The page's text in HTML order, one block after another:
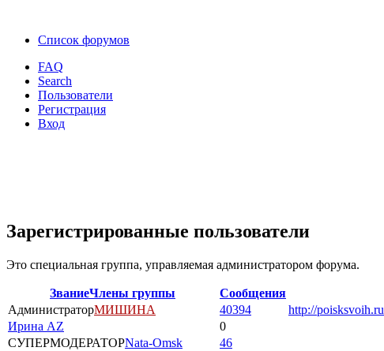
Список форумов
FAQ
Search
Пользователи
Регистрация
Вход
Зарегистрированные пользователи
Это специальная группа, управляемая администратором форума.
ЗваниеЧлены группы Сообщения
АдминистраторМИШИНА 40394 http://poisksvoih.ru
Ирина AZ
0
СУПЕРМОДЕРАТОРNata-Omsk 46